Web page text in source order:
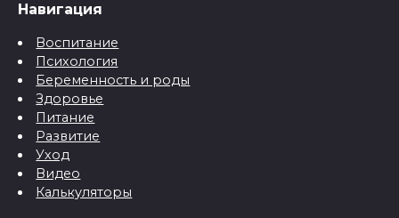
Навигация
Воспитание
Психология
Беременность и роды
Здоровье
Питание
Развитие
Уход
Видео
Калькуляторы